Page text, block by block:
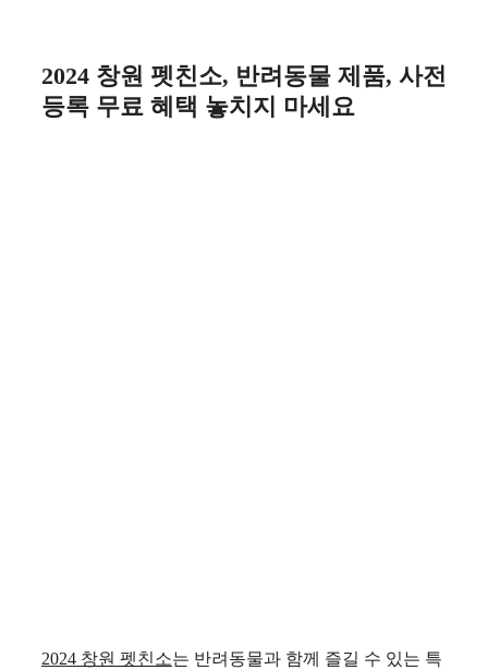
2024 창원 펫친소, 반려동물 제품, 사전
등록 무료 혜택 놓치지 마세요
2024 창원 펫친소는 반려동물과 함께 즐길 수 있는 특